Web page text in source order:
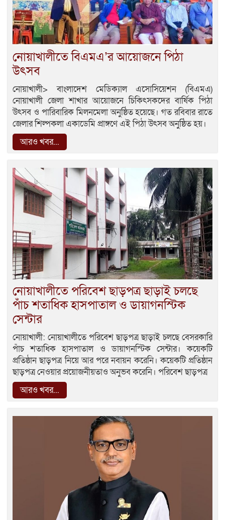
নোয়াখালীতে বিএমএ’র আয়োজনে পিঠা
উৎসব
নোয়াখালী> বাংলাদেশ মেডিক্যাল এসোসিয়েশন (বিএমএ)
নোয়াখালী জেলা শাখার আয়োজনে চিকিৎসকদের বার্ষিক পিঠা
উৎসব ও পারিবারিক মিলনমেলা অনুষ্ঠিত হয়েছে। গত রবিবার রাতে
জেলার শিল্পকলা একাডেমি প্রাঙ্গণে এই পিঠা উৎসব অনুষ্ঠিত হয়।
আরও খবর...
নোয়াখালীতে পরিবেশ ছাড়পত্র ছাড়াই চলছে
পাঁচ শতাধিক হাসপাতাল ও ডায়াগনস্টিক
সেন্টার
নোয়াখালী: নোয়াখালীতে পরিবেশ ছাড়পত্র ছাড়াই চলছে বেসরকারি
পাঁচ শতাধিক হাসপাতাল ও ডায়াগনস্টিক সেন্টার। কয়েকটি
প্রতিষ্ঠান ছাড়পত্র নিয়ে আর পরে নবায়ন করেনি। কয়েকটি প্রতিষ্ঠান
ছাড়পত্র নেওয়ার প্রয়োজনীয়তাও অনুভব করেনি। পরিবেশ ছাড়পত্র
আরও খবর...